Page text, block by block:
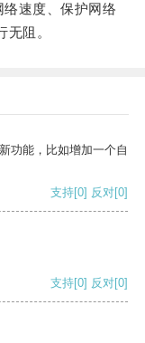
速度、保护网络
阻。
功能，比如增加一个自
支持[0] 反对[0]
支持[0] 反对[0]